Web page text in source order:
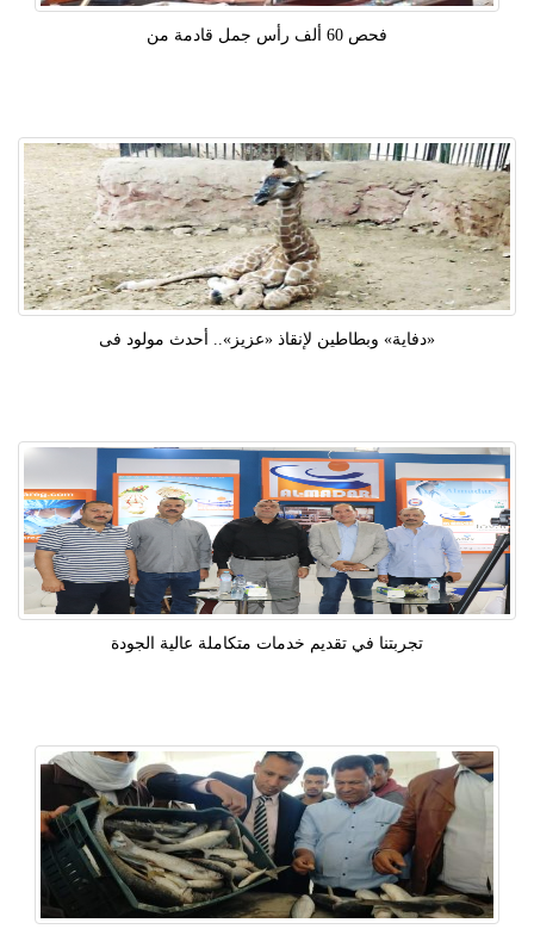
فحص 60 ألف رأس جمل قادمة من
«دفاية» وبطاطين لإنقاذ «عزيز».. أحدث مولود فى
تجربتنا في تقديم خدمات متكاملة عالية الجودة